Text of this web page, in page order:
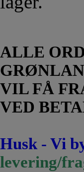
ALLE
VIL FÅ
VED
Husk - Vi
levering/